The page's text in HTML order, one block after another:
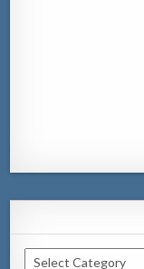
Categorianan